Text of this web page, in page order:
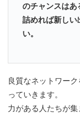
のチャンスはあ
詰めれば新しい
い。
良質なネットワー
っていきます。
力がある人たちが